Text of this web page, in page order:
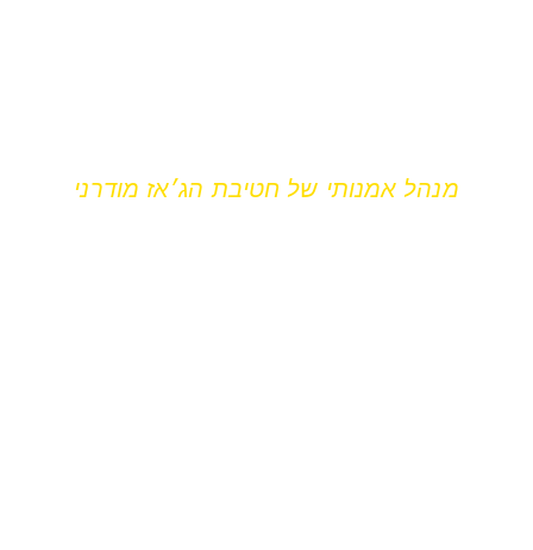
מנהל אמנותי של חטיבת הג׳אז מודרני